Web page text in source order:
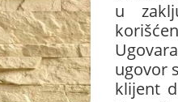
u
ugovor
klijent